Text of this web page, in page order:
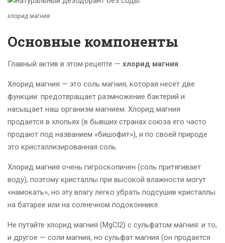
хлорид магния
Основные компоненты
Главный актив в этом рецепте — хлорид магния.
Хлорид магния — это соль магния, которая несет две
функции: предотвращает размножение бактерий и
насыщает наш организм магнием. Хлорид магния
продается в хлопьях (в бывших странах союза его часто
продают под названием «бишофит»), и по своей природе
это кристаллизированная соль.
Хлорид магния очень гигроскопичен (соль притягивает
воду), поэтому кристаллы при высокой влажности могут
«намокать», но эту влагу легко убрать подсушив кристаллы
на батарее или на солнечном подоконнике.
Не путайте хлорид магния (MgCl2) с сульфатом магния: и то,
и другое — соли магния, но сульфат магния (он продается